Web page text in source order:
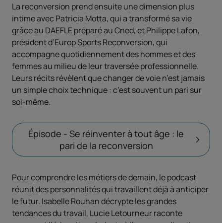
La reconversion prend ensuite une dimension plus
intime avec Patricia Motta, qui a transformé sa vie
grâce au DAEFLE préparé au Cned, et Philippe Lafon,
président d’Europ Sports Reconversion, qui
accompagne quotidiennement des hommes et des
femmes au milieu de leur traversée professionnelle.
Leurs récits révèlent que changer de voie n’est jamais
un simple choix technique : c’est souvent un pari sur
soi-même.
Épisode - Se réinventer à tout âge : le
pari de la reconversion
Pour comprendre les métiers de demain, le podcast
réunit des personnalités qui travaillent déjà à anticiper
le futur. Isabelle Rouhan décrypte les grandes
tendances du travail, Lucie Letourneur raconte